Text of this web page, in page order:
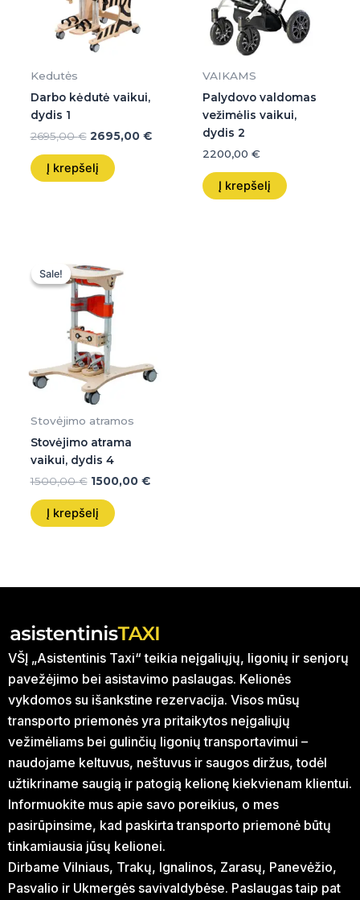
Kedutės
Darbo kėdutė vaikui,
dydis 1
2695,00€ 2695,00 €
Į krepšelį
VAIKAMS
Palydovo valdomas
vežimėlis vaikui,
dydis 2
2200,00 €
Į krepšelį
Sale!
Sale!
Stovėjimo atramos
Stovėjimo atrama
vaikui, dydis 4
1500,00€
price
was:
1500,00 €.
1500,00 €
Į krepšelį
VŠĮ „Asistentinis Taxi“ teikia neįgaliųjų, ligonių ir senjorų
pavežėjimo bei asistavimo paslaugas. Kelionės
vykdomos su išankstine rezervacija. Visos mūsų
transporto priemonės yra pritaikytos neįgaliųjų
vežimėliams bei gulinčių ligonių transportavimui –
naudojame keltuvus, neštuvus ir saugos diržus, todėl
užtikriname saugią ir patogią kelionę kiekvienam klientui.
Informuokite mus apie savo poreikius, o mes
pasirūpinsime, kad paskirta transporto priemonė būtų
tinkamiausia jūsų kelionei.
Dirbame Vilniaus, Trakų, Ignalinos, Zarasų, Panevėžio,
Pasvalio ir Ukmergės savivaldybėse. Paslaugas taip pat